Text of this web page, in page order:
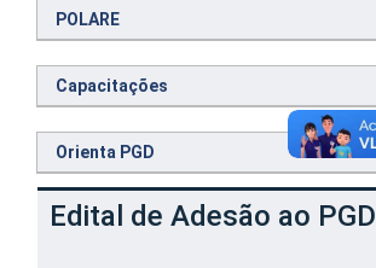
POLARE
Capacitações
Orienta PGD
Edital de Adesão ao PGD